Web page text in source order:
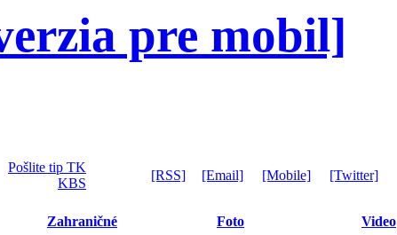
pre mobil]
Pošlite tip TK
KBS
[RSS] [Email] [Mobile] [Twitter]
Zahraničné Foto Video